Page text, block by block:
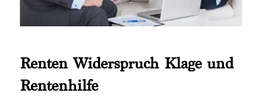
Renten Widerspruch Klage und
Rentenhilfe